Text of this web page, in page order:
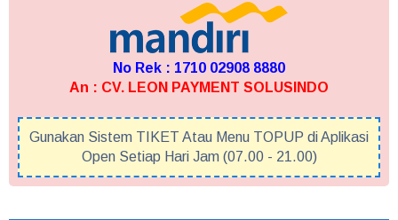
No Rek : 1710 02908 8880
An : CV. LEON PAYMENT SOLUSINDO
Gunakan Sistem TIKET Atau Menu TOPUP di Aplikasi
Open Setiap Hari Jam (07.00 - 21.00)